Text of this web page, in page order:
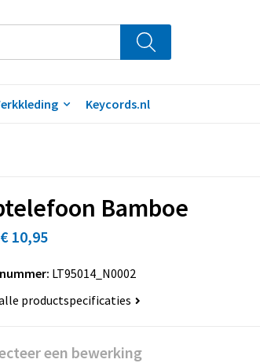
Keycords.nl
Bamboe
€ 10,95
LT95014_N0002
productspecificaties
een bewerking